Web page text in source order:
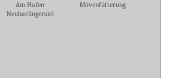
Am Hafen
Neuharlingersiel
Mövenfütterung